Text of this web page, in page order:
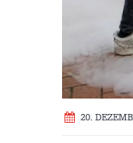
20.